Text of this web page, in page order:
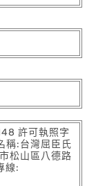
許可執照字
稱:台灣屈臣氏
松山區八德路
線: